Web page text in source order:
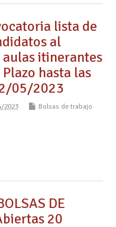
lista de
al
itinerantes
hasta las
05/2023
2023 Bolsas de trabajo
DE
20